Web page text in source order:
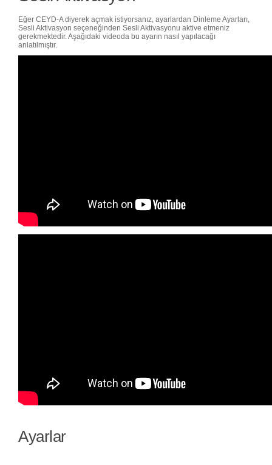
Eğer CEYD-A diyerek açmak istiyorsanız, ayarlardan Dinleme Ayarları,
Sesli Aktivasyon seçeneğinden Sesli Aktivasyonu aktive etmeniz
gerekmektedir. Aşağıdaki videoda bu ayarın nasıl yapılacağı
anlatılmıştır.
Ayarlar